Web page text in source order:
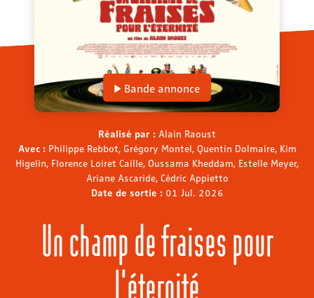
Bande annonce
Réalisé par : Alain Raoust
Avec : Philippe Rebbot, Grégory Montel, Quentin Dolmaire, Kim
Higelin, Florence Loiret Caille, Oussama Kheddam, Estelle Meyer,
Ariane Ascaride, Cédric Appietto
Date de sortie : 01 Jul. 2026
Un champ de fraises pour
l'éternité